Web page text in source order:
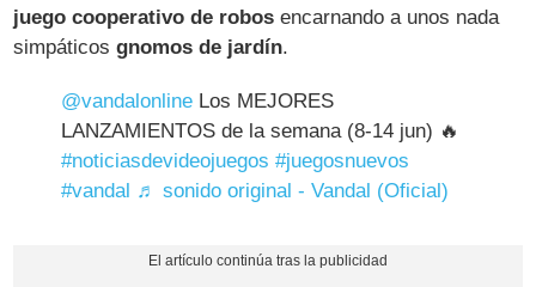
juego cooperativo de robos encarnando a unos nada
simpáticosgnomos de jardín.
@vandalonline Los MEJORES
LANZAMIENTOS de la semana (8-14 jun) 🔥
#noticiasdevideojuegos #juegosnuevos
#vandal ♬ sonido original - Vandal (Oficial)